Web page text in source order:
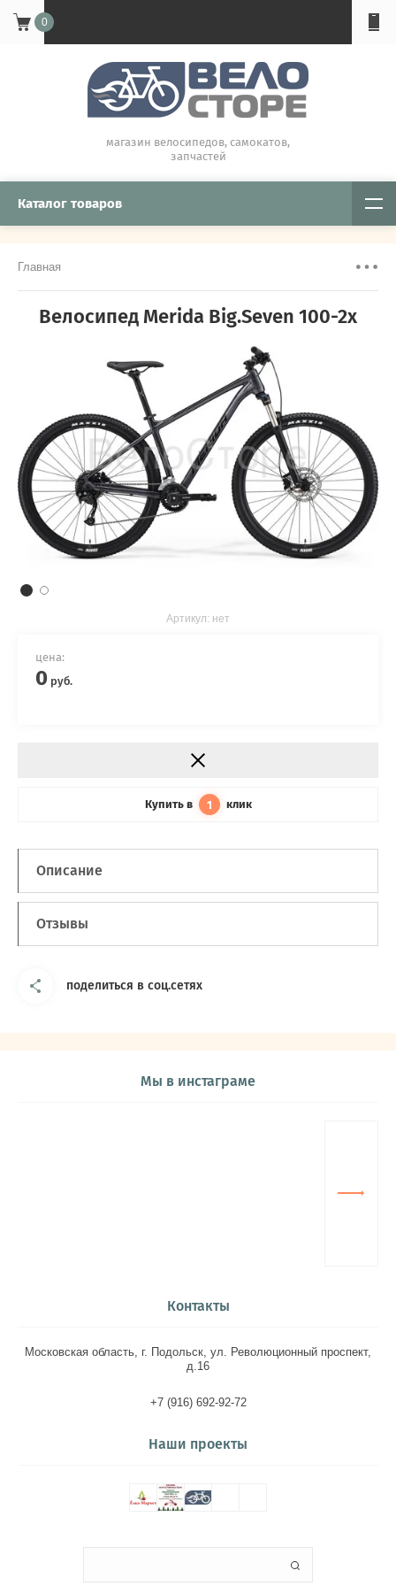
0
магазин велосипедов, самокатов,
запчастей
Каталог товаров
Главная
Велосипед Merida Big.Seven 100-2x
Артикул: нет
цена:
0 руб.
Купить в 1 клик
Описание
Отзывы
поделиться в соц.сетях
Мы в инстаграме
Контакты
Московская область, г. Подольск, ул. Революционный проспект,
д.16
+7 (916) 692-92-72
Наши проекты